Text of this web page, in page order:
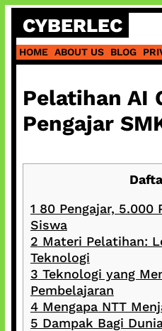
Skip
content
CYBERLEC
HOME ABOUT US BLOG
Pelatihan AI
Pengajar
1 80 Pengajar, 5.000
Siswa
2 Materi Pelatihan:
Teknologi
3 Teknologi yang
Pembelajaran
4Mengapa NTT
5 Dampak Bagi